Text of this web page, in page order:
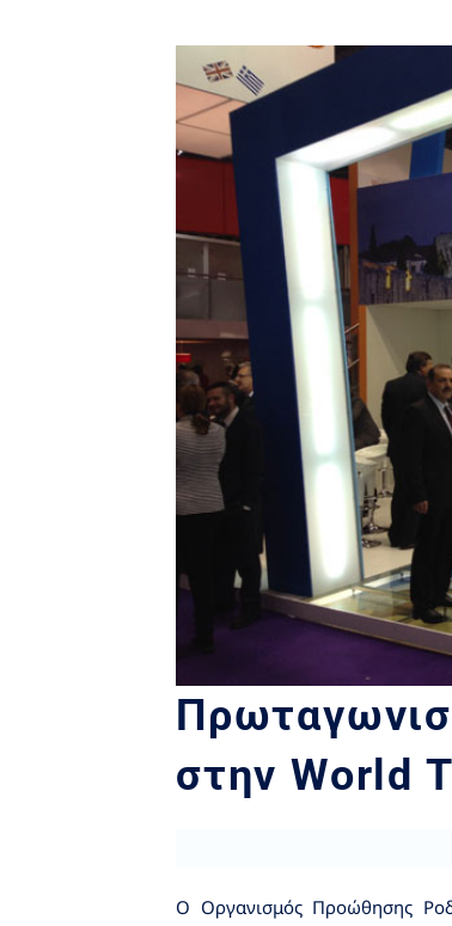
στην World
Ο Οργανισμός Προώθησης